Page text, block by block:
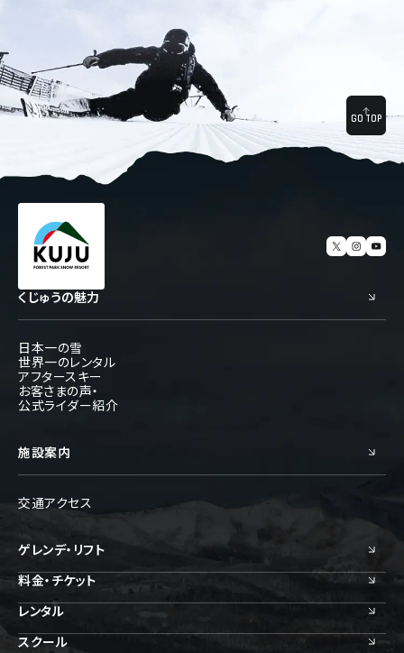
GO TOP
くじゅうの魅力
日本一の雪
世界一のレンタル
アフタースキー
お客さまの声・
公式ライダー紹介
施設案内
交通アクセス
ゲレンデ・リフト
料金・チケット
レンタル
スクール